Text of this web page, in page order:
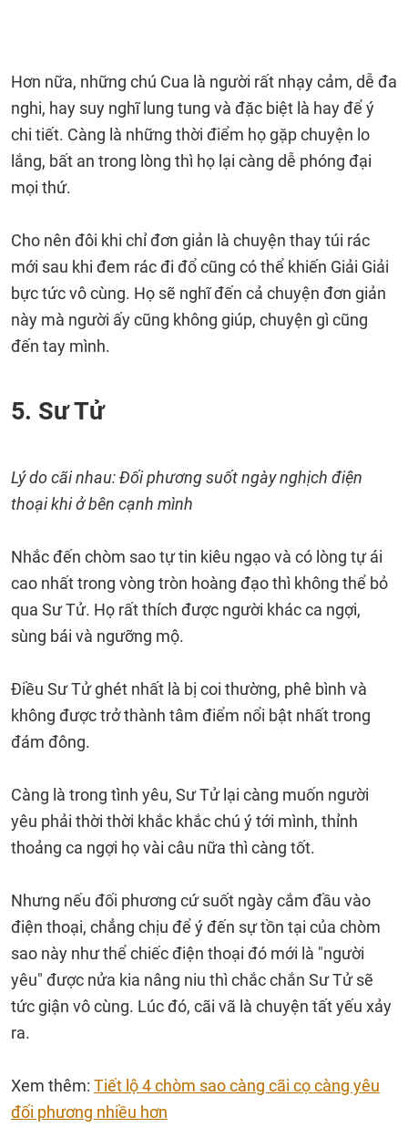
Hơn nữa, những chú Cua là người rất nhạy cảm, dễ đa
nghi, hay suy nghĩ lung tung và đặc biệt là hay để ý
chi tiết. Càng là những thời điểm họ gặp chuyện lo
lắng, bất an trong lòng thì họ lại càng dễ phóng đại
mọi thứ.
Cho nên đôi khi chỉ đơn giản là chuyện thay túi rác
mới sau khi đem rác đi đổ cũng có thể khiến Giải Giải
bực tức vô cùng. Họ sẽ nghĩ đến cả chuyện đơn giản
này mà người ấy cũng không giúp, chuyện gì cũng
đến tay mình.
5. Sư Tử
Lý do cãi nhau: Đối phương suốt ngày nghịch điện
thoại khi ở bên cạnh mình
Nhắc đến chòm sao tự tin kiêu ngạo và có lòng tự ái
cao nhất trong vòng tròn hoàng đạo thì không thể bỏ
qua Sư Tử. Họ rất thích được người khác ca ngợi,
sùng bái và ngưỡng mộ.
Điều Sư Tử ghét nhất là bị coi thường, phê bình và
không được trở thành tâm điểm nổi bật nhất trong
đám đông.
Càng là trong tình yêu, Sư Tử lại càng muốn người
yêu phải thời thời khắc khắc chú ý tới mình, thỉnh
thoảng ca ngợi họ vài câu nữa thì càng tốt.
Nhưng nếu đối phương cứ suốt ngày cắm đầu vào
điện thoại, chẳng chịu để ý đến sự tồn tại của chòm
sao này như thể chiếc điện thoại đó mới là "người
yêu" được nửa kia nâng niu thì chắc chắn Sư Tử sẽ
tức giận vô cùng. Lúc đó, cãi vã là chuyện tất yếu xảy
ra.
Xem thêm: Tiết lộ 4 chòm sao càng cãi cọ càng yêu
đối phương nhiều hơn